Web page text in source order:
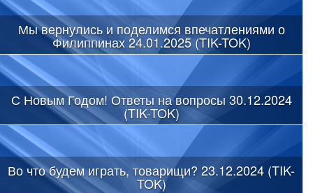
Мы вернулись и поделимся впечатлениями о
Филиппинах 24.01.2025 (TIK-TOK)
С Новым Годом! Ответы на вопросы 30.12.2024
(TIK-TOK)
Во что будем играть, товарищи? 23.12.2024 (TIK-
TOK)